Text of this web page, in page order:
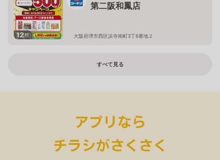
12枚
第二阪和鳳店
大阪府堺市西区浜寺南町3丁6番地２
すべて見る